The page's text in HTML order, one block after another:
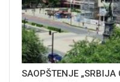
SAOPŠTENJE